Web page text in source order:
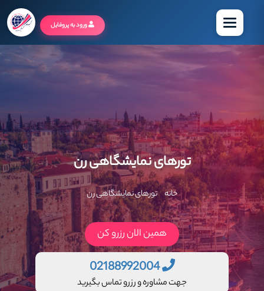
منو ورود به پروفایل
تورهای نمایشگاهی رن
خانه تورهای نمایشگاهی رن
همین الان رزرو کن
02188992004
جهت مشاوره و رزرو تماس بگیرید